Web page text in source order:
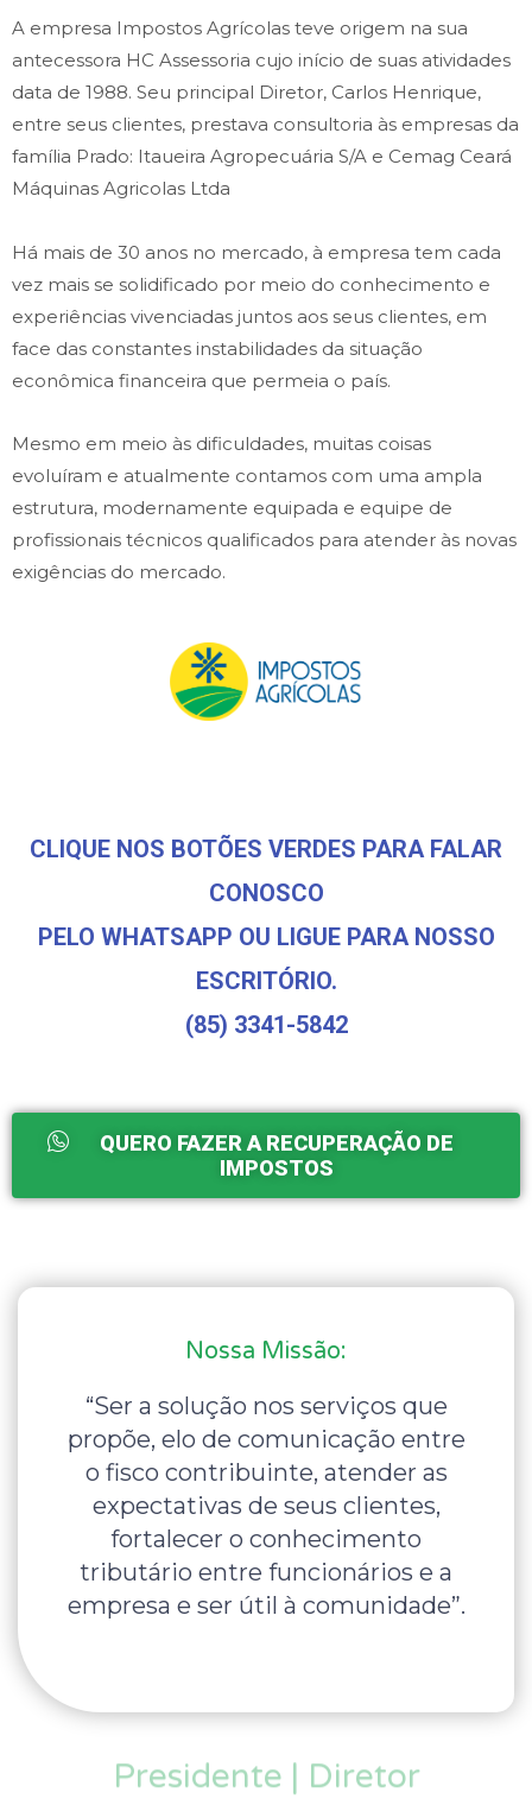
A empresa Impostos Agrícolas teve origem na sua
antecessora HC Assessoria cujo início de suas atividades
data de 1988. Seu principal Diretor, Carlos Henrique,
entre seus clientes, prestava consultoria às empresas da
família Prado: Itaueira Agropecuária S/A e Cemag Ceará
Máquinas Agricolas Ltda
Há mais de 30 anos no mercado, à empresa tem cada
vez mais se solidificado por meio do conhecimento e
experiências vivenciadas juntos aos seus clientes, em
face das constantes instabilidades da situação
econômica financeira que permeia o país.
Mesmo em meio às dificuldades, muitas coisas
evoluíram e atualmente contamos com uma ampla
estrutura, modernamente equipada e equipe de
profissionais técnicos qualificados para atender às novas
exigências do mercado.
CLIQUE NOS BOTÕES VERDES PARA FALAR
CONOSCO
PELO WHATSAPP OU LIGUE PARA NOSSO
ESCRITÓRIO.
(85) 3341-5842
QUERO FAZER A RECUPERAÇÃO DE
IMPOSTOS
Presidente | Diretor
Nossa Missão:
“Ser a solução nos serviços que
propõe, elo de comunicação entre
o fisco contribuinte, atender as
expectativas de seus clientes,
fortalecer o conhecimento
tributário entre funcionários e a
empresa e ser útil à comunidade”.